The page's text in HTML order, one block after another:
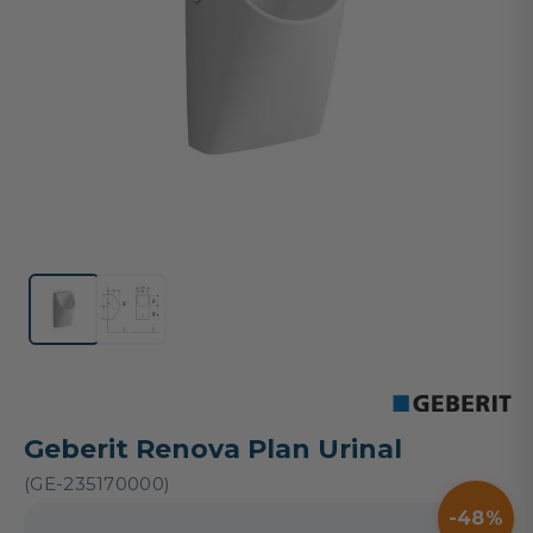
Geberit Renova Plan Urinal
(GE-235170000)
48